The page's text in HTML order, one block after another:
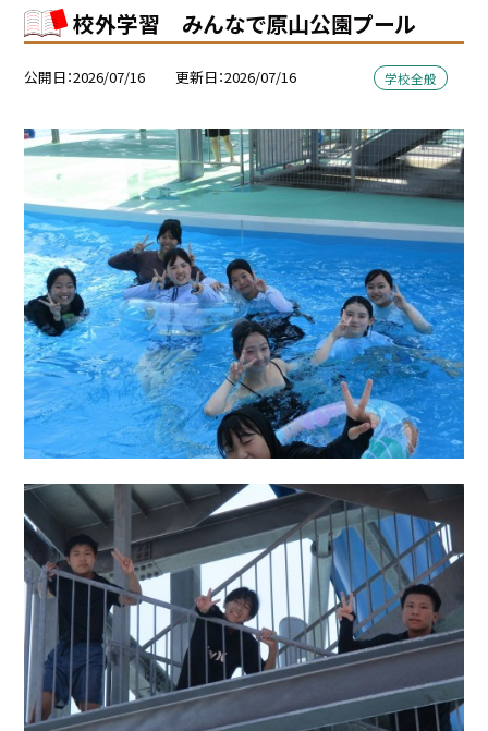
校外学習 みんなで原山公園プール
公開日 2026/07/16 更新日 2026/07/16 学校全般